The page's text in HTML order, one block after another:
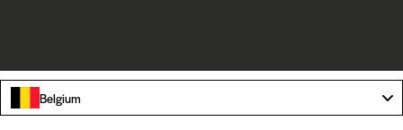
Belgium